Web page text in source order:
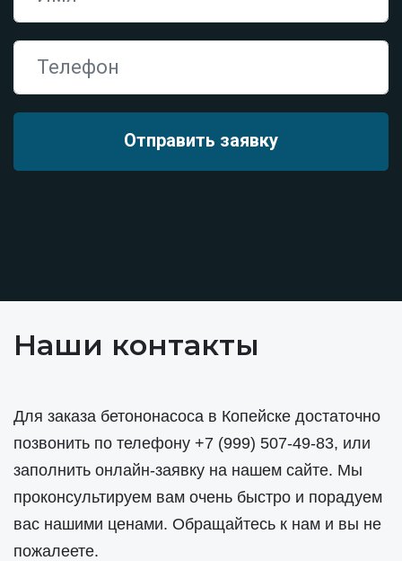
Наши контакты
Для заказа бетононасоса в Копейске достаточно
позвонить по телефону +7 (999) 507-49-83, или
заполнить онлайн-заявку на нашем сайте. Мы
проконсультируем вам очень быстро и порадуем
вас нашими ценами. Обращайтесь к нам и вы не
пожалеете.